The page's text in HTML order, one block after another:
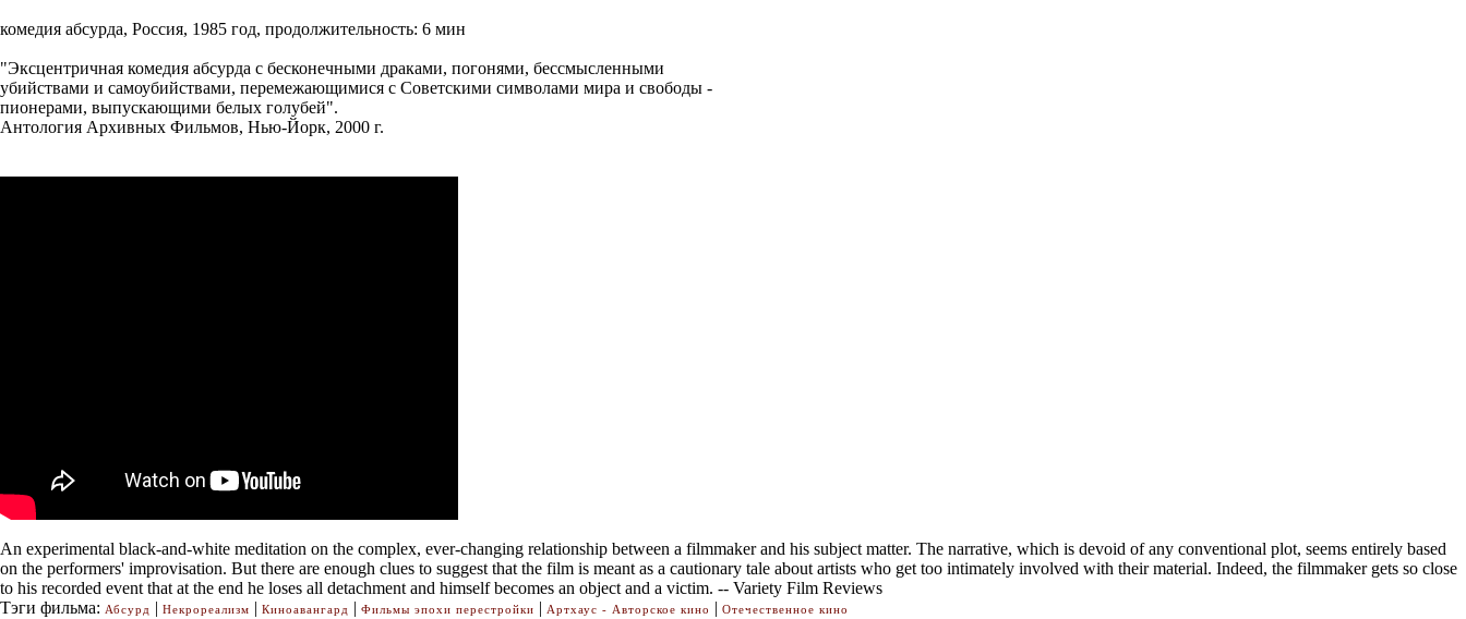
комедия абсурда, Россия, 1985 год, продолжительность: 6 мин
"Эксцентричная комедия абсурда с бесконечными драками, погонями, бессмысленными
убийствами и самоубийствами, перемежающимися с Советскими символами мира и свободы -
пионерами, выпускающими белых голубей".
Антология Архивных Фильмов, Нью-Йорк, 2000 г.
An experimental black-and-white meditation on the complex, ever-changing relationship between a filmmaker and his subject matter. The narrative, which is devoid of any conventional plot, seems entirely based
on the performers' improvisation. But there are enough clues to suggest that the film is meant as a cautionary tale about artists who get too intimately involved with their material. Indeed, the filmmaker gets so close
to his recorded event that at the end he loses all detachment and himself becomes an object and a victim. -- Variety Film Reviews
Тэги фильма: Абсурд | Некрореализм | Киноавангард | Фильмы эпохи перестройки | Артхаус - Авторское кино | Отечественное кино